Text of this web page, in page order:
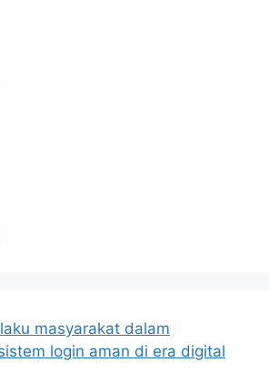
masyarakat dalam
login aman di era digital